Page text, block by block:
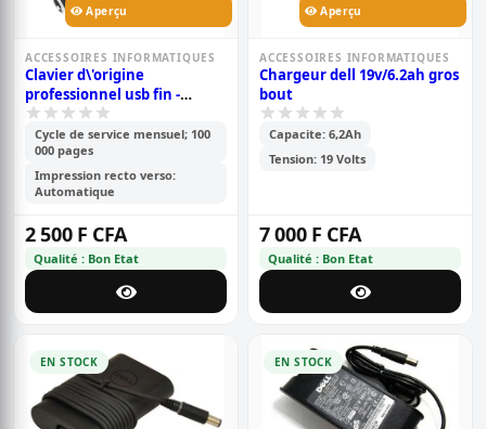
Aperçu
ACCESSOIRES INFORMATIQUES
Clavier d\'origine
professionnel usb fin -
multimedia
Cycle de service mensuel; 100
000 pages
Impression recto verso:
Automatique
2 500 F CFA
Qualité : Bon Etat
Aperçu
ACCESSOIRES INFORMATIQUES
Chargeur dell 19v/6.2ah gros
bout
Capacite: 6,2Ah
Tension: 19 Volts
7 000 F CFA
Qualité : Bon Etat
EN STOCK EN STOCK